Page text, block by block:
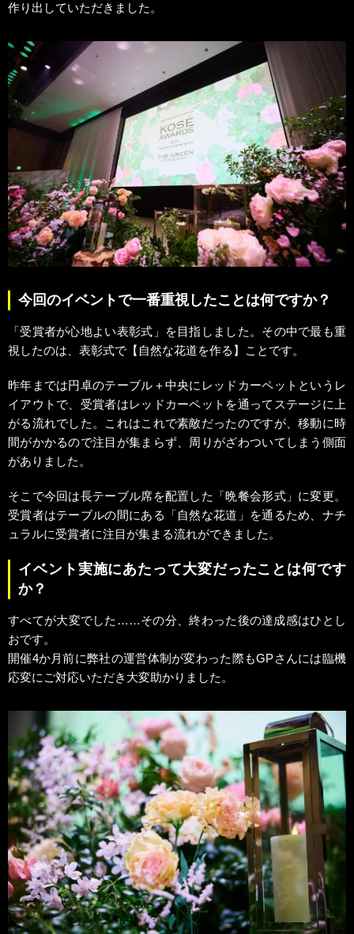
作り出していただきました。
今回のイベントで一番重視したことは何ですか？
「受賞者が心地よい表彰式」を目指しました。その中で最も重
視したのは、表彰式で【自然な花道を作る】ことです。
昨年までは円卓のテーブル＋中央にレッドカーペットというレ
イアウトで、受賞者はレッドカーペットを通ってステージに上
がる流れでした。これはこれで素敵だったのですが、移動に時
間がかかるので注目が集まらず、周りがざわついてしまう側面
がありました。
そこで今回は長テーブル席を配置した「晩餐会形式」に変更。
受賞者はテーブルの間にある「自然な花道」を通るため、ナチ
ュラルに受賞者に注目が集まる流れができました。
イベント実施にあたって大変だったことは何です
か？
すべてが大変でした……その分、終わった後の達成感はひとし
おです。
開催4か月前に弊社の運営体制が変わった際もGPさんには臨機
応変にご対応いただき大変助かりました。